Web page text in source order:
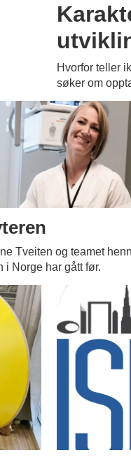
Hvorfor teller
søker om
Tveiten og teamet
i Norge har gått før.